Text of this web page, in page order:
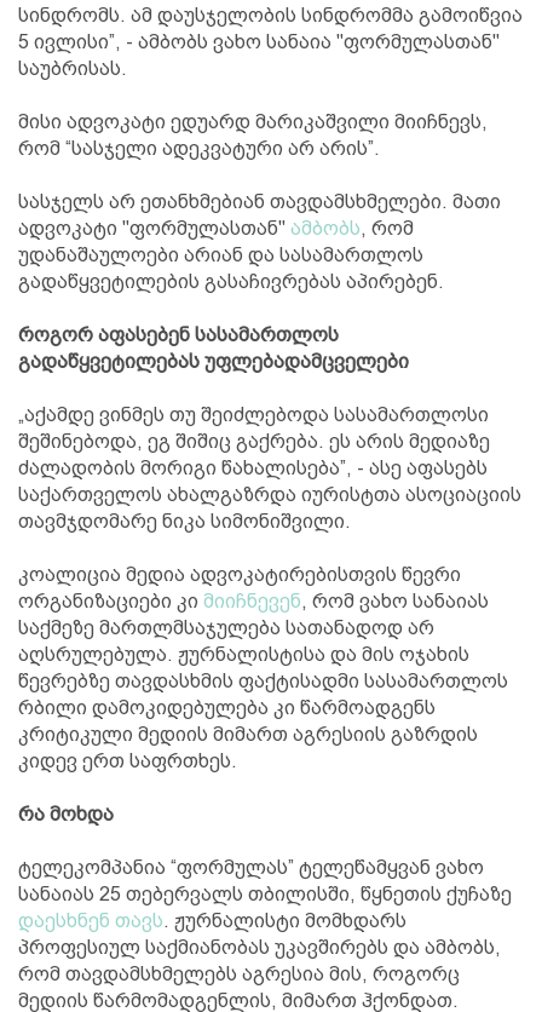
სინდრომს. ამ დაუსჯელობის სინდრომმა გამოიწვია
5 ივლისი”, - ამბობს ვახო სანაია "ფორმულასთან"
საუბრისას.
მისი ადვოკატი ედუარდ მარიკაშვილი მიიჩნევს,
რომ “სასჯელი ადეკვატური არ არის”.
სასჯელს არ ეთანხმებიან თავდამსხმელები. მათი
ადვოკატი "ფორმულასთან" ამბობს, რომ
უდანაშაულოები არიან და სასამართლოს
გადაწყვეტილების გასაჩივრებას აპირებენ.
როგორ აფასებენ სასამართლოს
გადაწყვეტილებას უფლებადამცველები
„აქამდე ვინმეს თუ შეიძლებოდა სასამართლოსი
შეშინებოდა, ეგ შიშიც გაქრება. ეს არის მედიაზე
ძალადობის მორიგი წახალისება”, - ასე აფასებს
საქართველოს ახალგაზრდა იურისტთა ასოციაციის
თავმჯდომარე ნიკა სიმონიშვილი.
კოალიცია მედია ადვოკატირებისთვის წევრი
ორგანიზაციები კი მიიჩნევენ, რომ ვახო სანაიას
საქმეზე მართლმსაჯულება სათანადოდ არ
აღსრულებულა. ჟურნალისტისა და მის ოჯახის
წევრებზე თავდასხმის ფაქტისადმი სასამართლოს
რბილი დამოკიდებულება კი წარმოადგენს
კრიტიკული მედიის მიმართ აგრესიის გაზრდის
კიდევ ერთ საფრთხეს.
რა მოხდა
ტელეკომპანია “ფორმულას” ტელეწამყვან ვახო
სანაიას 25 თებერვალს თბილისში, წყნეთის ქუჩაზე
დაესხნენ თავს. ჟურნალისტი მომხდარს
პროფესიულ საქმიანობას უკავშირებს და ამბობს,
რომ თავდამსხმელებს აგრესია მის, როგორც
მედიის წარმომადგენლის, მიმართ ჰქონდათ.